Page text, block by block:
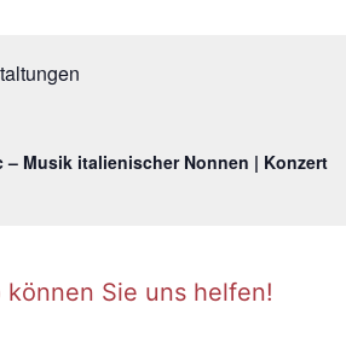
– Musik italienischer Nonnen | Konzert
können Sie uns helfen!